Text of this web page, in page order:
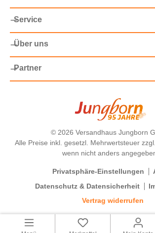
Service
Über uns
Partner
© 2026 Versandhaus Jungborn
Alle Preise inkl. gesetzl. Mehrwertsteuer zzgl.
wenn nicht anders
Privatsphäre-Einstellungen
Datenschutz & Datensicherheit
Vertrag widerrufen